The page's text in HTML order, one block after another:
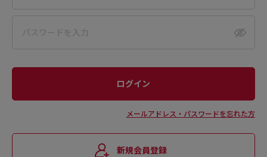
メールアドレス・パスワードを忘れた方
新規会員登録